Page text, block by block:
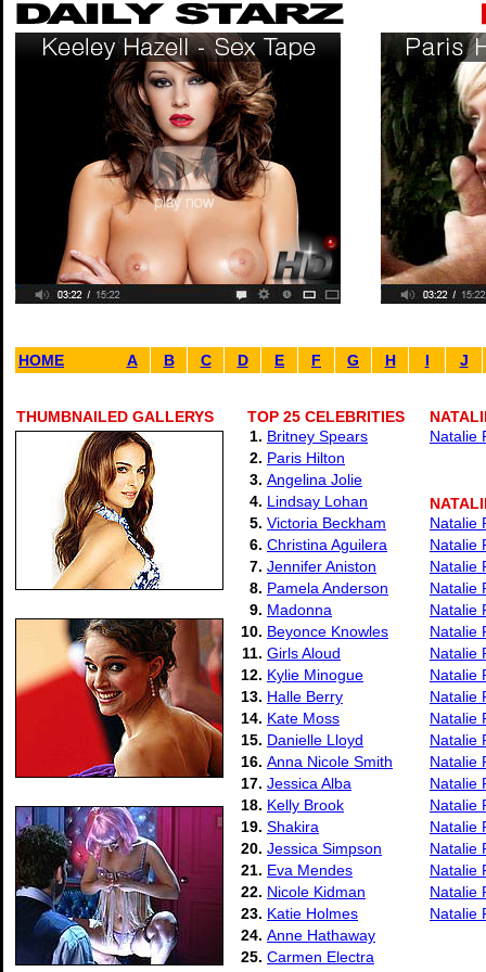
HOME A B C D E F G H I J
THUMBNAILED GALLERYS
TOP 25 CELEBRITIES
1. Britney Spears
2. Paris Hilton
3. Angelina Jolie
4. Lindsay Lohan
5. Victoria Beckham
6. Christina Aguilera
7. Jennifer Aniston
8. Pamela Anderson
9. Madonna
10. Beyonce Knowles
11. Girls Aloud
12. Kylie Minogue
13. Halle Berry
14. Kate Moss
15. Danielle Lloyd
16. Anna Nicole Smith
17. Jessica Alba
18. Kelly Brook
19. Shakira
20. Jessica Simpson
21. Eva Mendes
22. Nicole Kidman
23. Katie Holmes
24. Anne Hathaway
25. Carmen Electra
Natalie
Natalie
Natalie
Natalie
Natalie
Natalie
Natalie
Natalie
Natalie
Natalie
Natalie
Natalie
Natalie
Natalie
Natalie
Natalie
Natalie
Natalie
Natalie
Natalie